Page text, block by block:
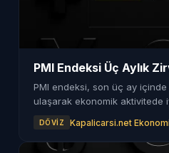
PMI Endeksi Üç Aylık
PMI endeksi, son üç ay
ulaşarak ekonomik aktivitede
DÖVIZ Kapalicarsi.net